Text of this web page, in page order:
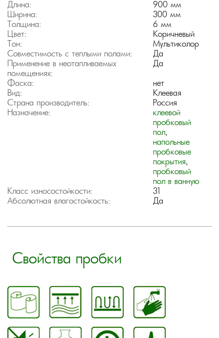
Длина:
900 мм
Ширина:
300 мм
Толщина:
6 мм
Цвет:
Коричневый
Тон:
Мультиколор
Совместимость с теплыми полами:
Да
Применение в неотапливаемых
помещениях:
Да
Фаска:
нет
Вид:
Клеевая
Страна производитель:
Россия
Назначение:
клеевой
пробковый
пол,
напольные
пробковые
покрытия,
пробковый
пол в ванную
Класс износостойкости:
31
Абсолютная влагостойкость:
Да
Свойства пробки